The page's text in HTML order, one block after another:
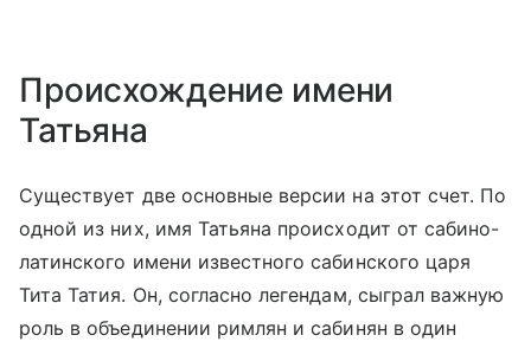
Происхождение имени
Татьяна
Существует две основные версии на этот счет. По
одной из них, имя Татьяна происходит от сабино-
латинского имени известного сабинского царя
Тита Татия. Он, согласно легендам, сыграл важную
роль в объединении римлян и сабинян в один